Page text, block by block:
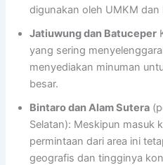
digunakan oleh UMKM
Jatiuwung dan Batuceper
yang sering
menyediakan minuman
besar.
Bintaro dan Alam Sutera
Selatan): Meskipun masuk
permintaan dari area ini
geografis dan tingginya